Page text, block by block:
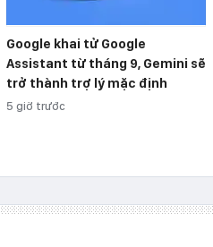
Google khai tử Google
Assistant từ tháng 9, Gemini sẽ
trở thành trợ lý mặc định
5 giờ trước